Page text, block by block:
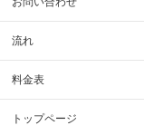
流れ
料金表
トップページ